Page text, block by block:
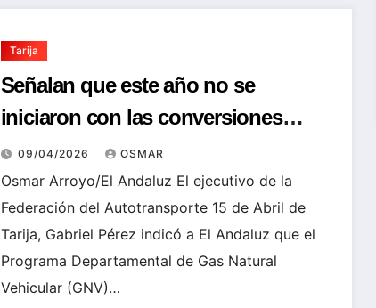
Tarija
Señalan que este año no se
iniciaron con las conversiones
vehiculares del Programa GNV
09/04/2026 OSMAR
Osmar Arroyo/El Andaluz El ejecutivo de la
Federación del Autotransporte 15 de Abril de
Tarija, Gabriel Pérez indicó a El Andaluz que el
Programa Departamental de Gas Natural
Vehicular (GNV)…